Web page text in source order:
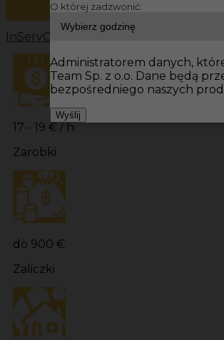
InServOferty pracy Prace budowlane
17 - 19 € / h
Zarobki
do 900 €
Zaliczki
O której zadzwonić:
Administratorem danych,
Team Sp. z o.o. Dane będą
bezpośredniego naszych
Wyślij